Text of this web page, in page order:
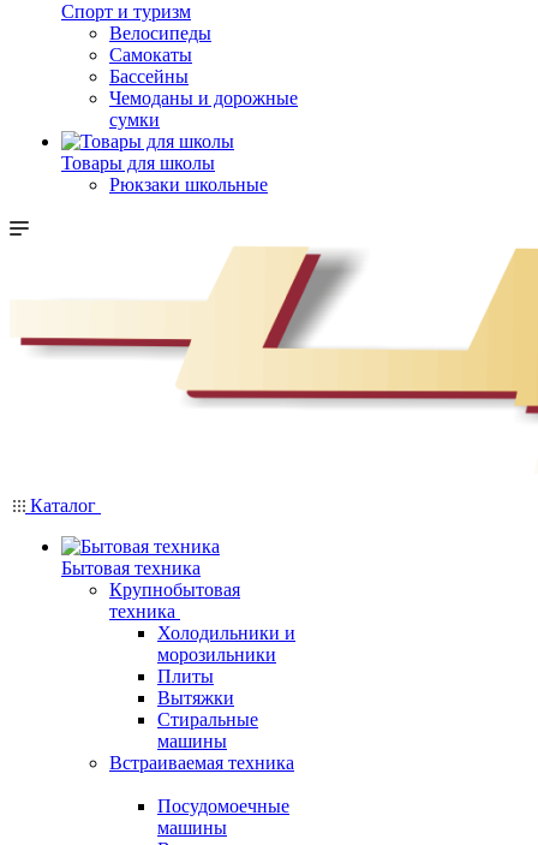
Спорт и туризм
Велосипеды
Самокаты
Бассейны
Чемоданы и дорожные
сумки
Товары для школы
Рюкзаки школьные
Каталог
Бытовая техника
Крупнобытовая
техника
Холодильники и
морозильники
Плиты
Вытяжки
Стиральные
машины
Встраиваемая техника
Посудомоечные
машины